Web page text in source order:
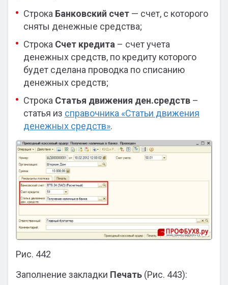
Строка Банковский счет — счет, с которого
сняты денежные средства;
Строка Счет кредита – счет учета
денежных средств, по кредиту которого
будет сделана проводка по списанию
денежных средств;
Строка Статья движения ден.средств –
статья из справочника «Статьи движения
денежных средств».
Рис. 442
Заполнение закладки Печать (Рис. 443):